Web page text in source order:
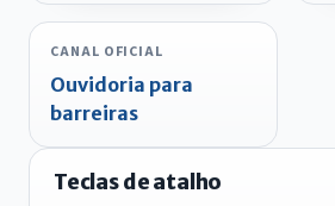
CANAL OFICIAL
Ouvidoria para
barreiras
Teclas de atalho